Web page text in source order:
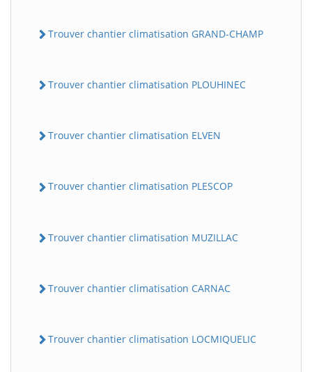
Trouver chantier climatisation GRAND-CHAMP
Trouver chantier climatisation PLOUHINEC
Trouver chantier climatisation ELVEN
Trouver chantier climatisation PLESCOP
Trouver chantier climatisation MUZILLAC
Trouver chantier climatisation CARNAC
Trouver chantier climatisation LOCMIQUELIC